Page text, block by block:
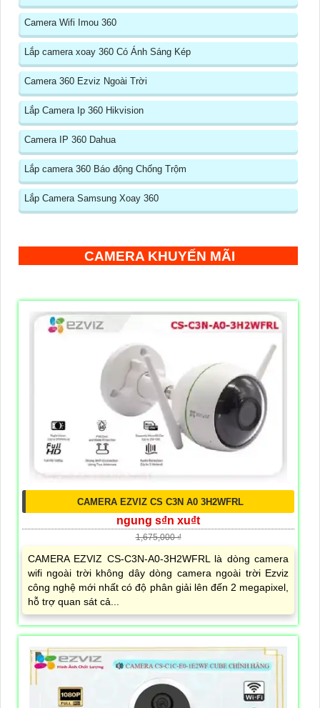
Camera Wifi Imou 360
Lắp camera xoay 360 Có Ánh Sáng Kép
Camera 360 Ezviz Ngoài Trời
Lắp Camera Ip 360 Hikvision
Camera IP 360 Dahua
Lắp camera 360 Báo động Chống Trộm
Lắp Camera Samsung Xoay 360
CAMERA KHUYẾN MÃI
CAMERA EZVIZ CS C3N A0 3H2WFRL
ngung s₫n xu₫t
1,675,000 ₫
CAMERA EZVIZ CS-C3N-A0-3H2WFRL là dòng camera
wifi ngoài trời không dây dòng camera ngoài trời Ezviz
công nghệ mới nhất có độ phân giải lên đến 2 megapixel,
hỗ trợ quan sát cả...